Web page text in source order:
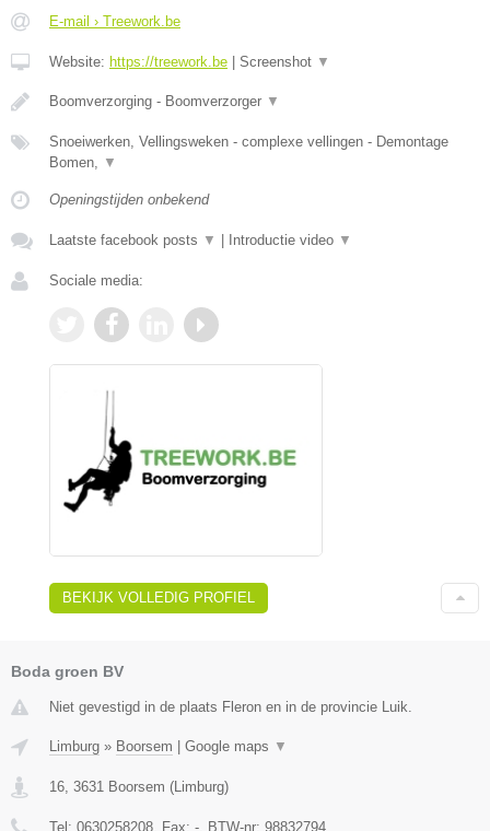
E-mail › Treework.be
Website: https://treework.be Screenshot ▼
Boomverzorging - Boomverzorger ▼
Snoeiwerken, Vellingsweken - complexe vellingen - Demontage
Bomen,
▼
Openingstijden onbekend
Laatste facebook posts ▼ Introductie video ▼
Sociale media:
BEKIJK VOLLEDIG PROFIEL
Boda groen BV
Niet gevestigd in de plaats Fleron en in de provincie Luik.
Limburg » Boorsem Google maps ▼
16, 3631 Boorsem (Limburg)
Tel: 0630258208, Fax: -, BTW-nr: 98832794